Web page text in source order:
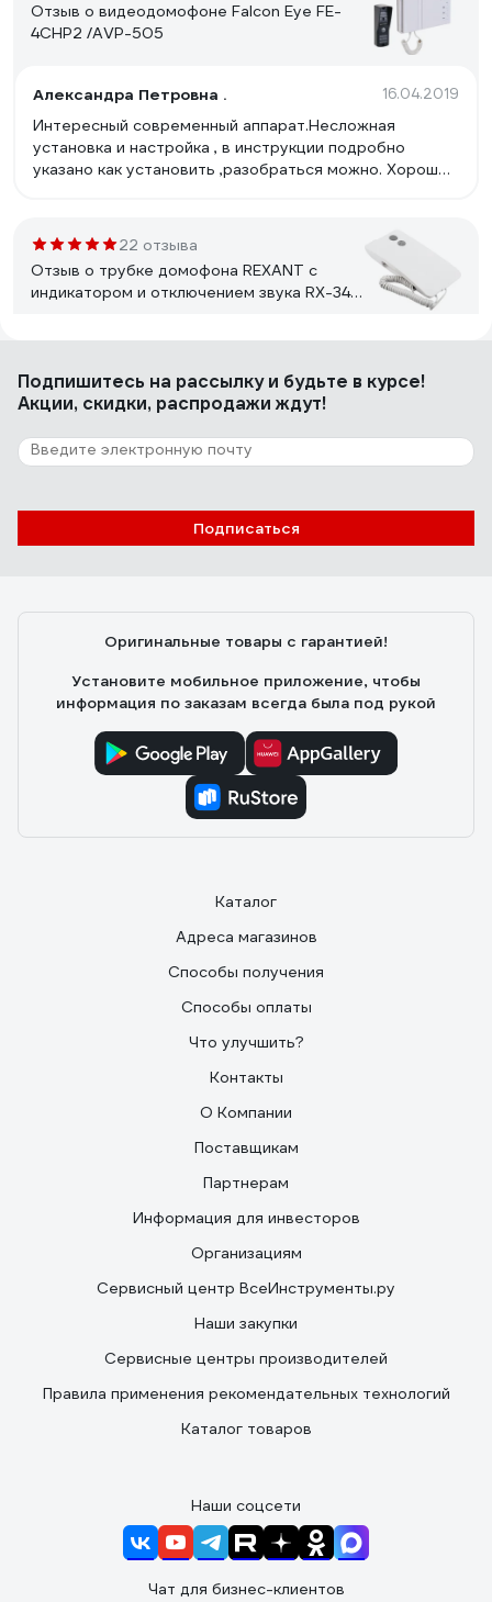
Отзыв о видеодомофоне Falcon Eye FE-
4CHP2 /AVP-505
Александра Петровна . 16.04.2019
Интересный современный аппарат.Несложная
установка и настройка , в инструкции подробно
указано как установить ,разобраться можно. Хорошее
-слышен на весь подъезд и звонок и разговор .
22 отзыва
Отзыв о трубке домофона REXANT с
индикатором и отключением звука RX-346
Все работает.
1 отзыв
Умный дом 76106/00 черный a069488
можно посмотреть, кто у двери, даже если
если кто-то просто прошёл мимо, удобно для
контроля. Монтаж простой, внешний вид стильный -
чёрный корпус смотрится аккуратно. В целом,
надёжный вариант за свои деньги.
Подпишитесь на рассылкуи будьте в курсе!
Акции, скидки, распродажи ждут!
Подписаться
Оригинальные товары с гарантией!
Установите мобильное приложение, чтобы
информация по заказам всегда была под рукой
Каталог
Адреса магазинов
Способы получения
Способы оплаты
Что улучшить?
Контакты
О Компании
Поставщикам
Партнерам
Информация для инвесторов
Организациям
Сервисный центр ВсеИнструменты.ру
Наши закупки
Сервисные центры производителей
Правила применения рекомендательных технологий
Каталог товаров
Наши соцсети
Чат для бизнес-клиентов